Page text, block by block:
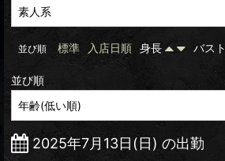
並び順 標準 入店日順 身長 バスト
並び順
2025年7月13日(日) の出勤